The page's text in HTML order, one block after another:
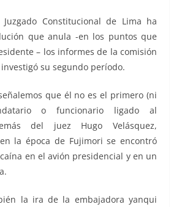
Constitucional de Lima ha
que anula -en los puntos que
– los informes de la comisión
su segundo período.
que él no es el primero (ni
o funcionario ligado al
del juez Hugo Velásquez,
la época de Fujimori se encontró
en el avión presidencial y en un
la ira de la embajadora yanqui